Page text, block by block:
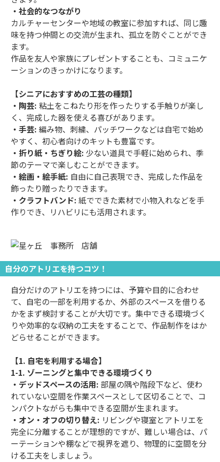
・社会的なつながり
カルチャーセンターや地域の教室に参加すれば、同じ趣
味を持つ仲間との交流が生まれ、孤立を防ぐことができ
ます。
作品を友人や家族にプレゼントすることも、コミュニケ
ーションのきっかけになります。
【シニアにおすすめの工芸の種類】
・陶芸: 粘土をこねたり形を作ったりする手触りが楽し
く、完成した器を使える喜びがあります。
・手芸: 編み物、刺繍、パッチワークなどは自宅で始め
やすく、初心者向けのキットも豊富です。
・折り紙・ちぎり絵: 少ない道具で手軽に始められ、季
節のテーマで楽しむことができます。
・絵画・絵手紙: 自由に自己表現でき、完成した作品を
飾ったり贈ったりできます。
・クラフトバンド:紙でできた素材で小物入れなどを手
作りでき、リハビリにも活用されます。
自分のアトリエを持つコツ！
自分だけのアトリエを持つには、予算や目的に合わせ
て、自宅の一部を利用するか、外部のスペースを借りる
かをまず検討することが大切です。集中できる環境づく
りや効率的な収納の工夫をすることで、作品制作をはか
どらせることができます。
【1. 自宅を利用する場合】
1-1. ゾーニングと集中できる環境づくり
・デッドスペースの活用:部屋の隅や階段下など、使わ
れていない空間を作業スペースとして区切ることで、コ
ンパクトながらも集中できる空間が生まれます。
・オン・オフの切り替え: リビングや寝室とアトリエを
完全に分離することが理想的ですが、難しい場合は、パ
ーテーションや棚などで視界を遮り、物理的に空間を分
ける工夫をしましょう。